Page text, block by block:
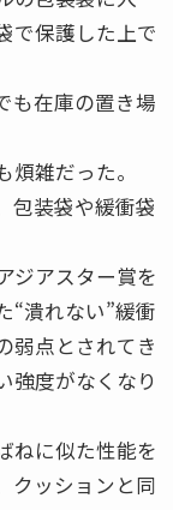
で保護した上で
も在庫の置き場
雑だった。
包装袋や緩衝袋
ジアスター賞を
“潰れない”緩衝
弱点とされてき
強度がなくなり
ねに似た性能を
クッションと同